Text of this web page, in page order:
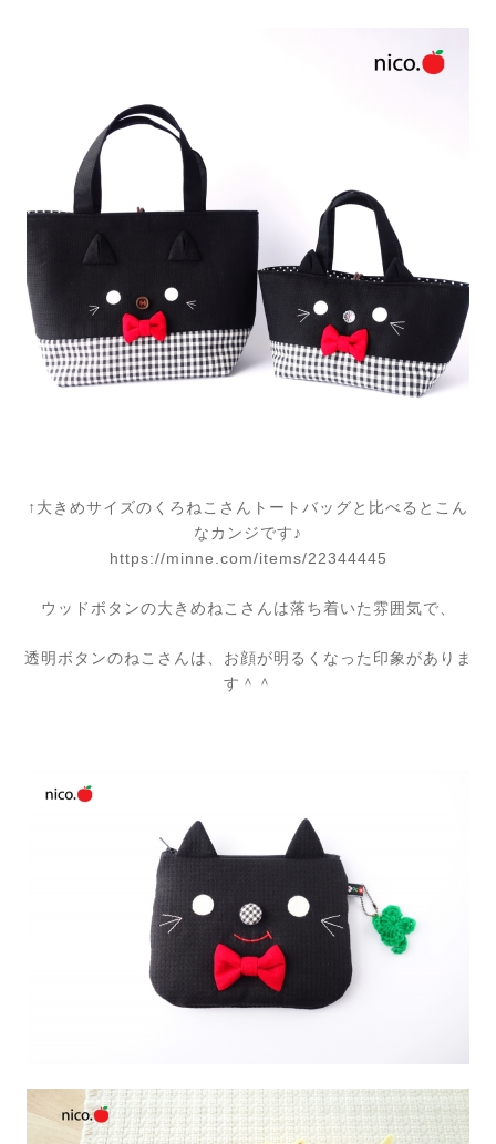
↑大きめサイズのくろねこさんトートバッグと比べるとこん
なカンジです♪
https://minne.com/items/22344445
ウッドボタンの大きめねこさんは落ち着いた雰囲気で、
透明ボタンのねこさんは、お顔が明るくなった印象がありま
す＾＾